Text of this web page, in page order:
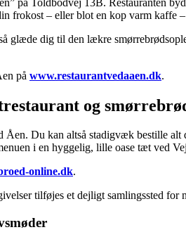
frokost – eller blot en kop varm kaffe
glæde dig til den lækre
på www.restaurantvedaaen.dk.
og
Du kan altså stadigvæk bestille
i en hyggelig, lille oase tæt ved
online.dk.
tilføjes et dejligt samlingssted